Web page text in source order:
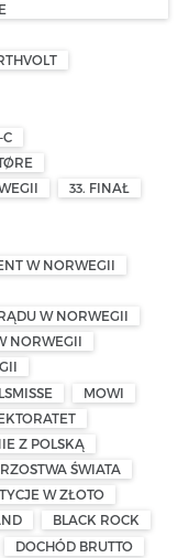
C
33. FINAŁ
W NORWEGII
W NORWEGII
NORWEGII
MOWI
Z POLSKĄ
ŚWIATA
W ZŁOTO
BLACK ROCK
DOCHÓD BRUTTO